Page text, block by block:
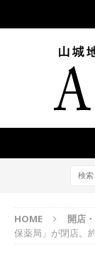
HOME 開店
保薬局」が閉店。